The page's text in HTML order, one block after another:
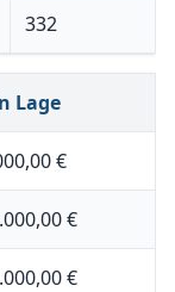
332
Lage
€
€
€